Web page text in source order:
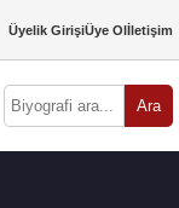
Üyelik GirişiÜye Olİletişim
Ara